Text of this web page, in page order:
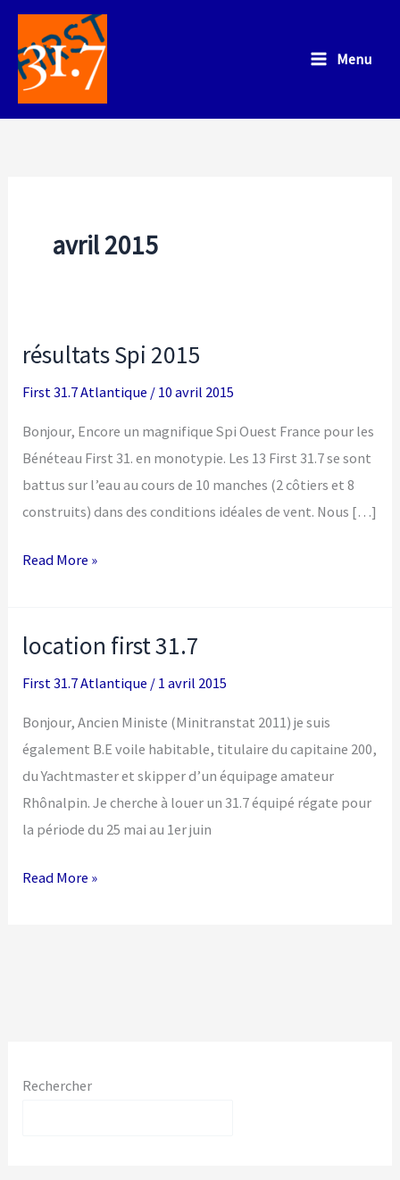
Aller
contenu
Menu
avril 2015
résultats Spi 2015
First 31.7 Atlantique / 10 avril 2015
Bonjour, Encore un magnifique Spi Ouest France pour les
Bénéteau First 31. en monotypie. Les 13 First 31.7 se sont
battus sur l’eau au cours de 10 manches (2 côtiers et 8
construits) dans des conditions idéales de vent. Nous […]
résultats
Read More »
location first 31.7
First 31.7 Atlantique / 1 avril 2015
Bonjour, Ancien Ministe (Minitranstat 2011) je suis
également B.E voile habitable, titulaire du capitaine 200,
du Yachtmaster et skipper d’un équipage amateur
Rhônalpin. Je cherche à louer un 31.7 équipé régate pour
la période du 25 mai au 1er juin
location
Read More »
Rechercher